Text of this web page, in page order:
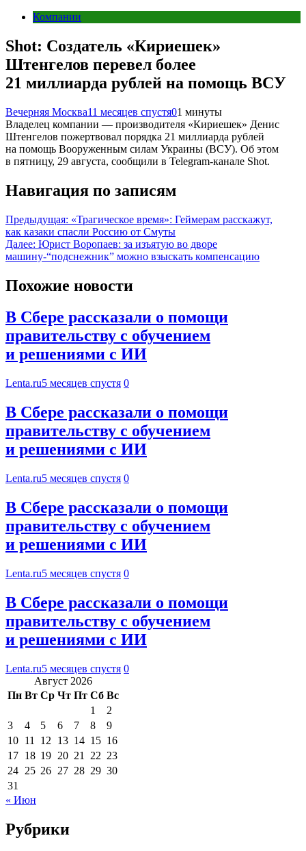
Компании
Shot: Создатель «Кириешек»
Штенгелов перевел более
21 миллиарда рублей на помощь ВСУ
Вечерняя Москва11 месяцев спустя01 минуты
Владелец компании — производителя «Кириешек» Денис
Штенгелов пожертвовал порядка 21 миллиарда рублей
на помощь Вооруженным силам Украины (ВСУ). Об этом
в пятницу, 29 августа, сообщили в Telegram-канале Shot.
Навигация по записям
Предыдущая: «Трагическое время»: Геймерам расскажут,
как казаки спасли Россию от Смуты
Далее: Юрист Воропаев: за изъятую во дворе
машину-“подснежник” можно взыскать компенсацию
Похожие новости
В Сбере рассказали о помощи
правительству с обучением
и решениями с ИИ
Lenta.ru5 месяцев спустя 0
В Сбере рассказали о помощи
правительству с обучением
и решениями с ИИ
Lenta.ru5 месяцев спустя 0
В Сбере рассказали о помощи
правительству с обучением
и решениями с ИИ
Lenta.ru5 месяцев спустя 0
В Сбере рассказали о помощи
правительству с обучением
и решениями с ИИ
Lenta.ru5 месяцев спустя 0
Август 2026
Пн Вт Ср Чт Пт Сб Вс
1
2
3
4 5 6 7 8
9
10 11 12 13 14 15 16
17 18 19 20 21 22 23
24 25 26 27 28 29 30
31
« Июн
Рубрики